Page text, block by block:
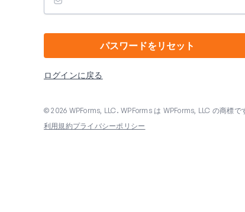
パスワードをリセット
ログインに戻る
© 2026 WPForms, LLC. WPForms は WPForms, LLC の商標で
利用規約プライバシーポリシー